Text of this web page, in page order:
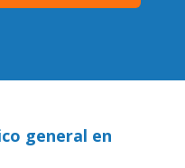
general en